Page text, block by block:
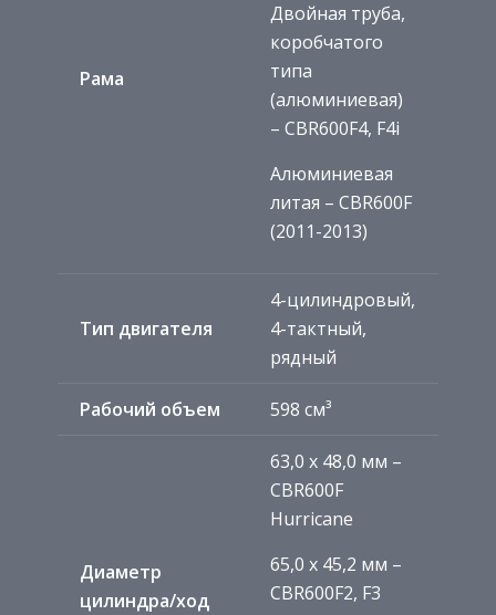
Рама
Двойная труба,
коробчатого
типа
(алюминиевая)
– CBR600F4, F4i
Алюминиевая
литая – CBR600F
(2011-2013)
Тип двигателя
4-цилиндровый,
4-тактный,
рядный
Рабочий объем 598 см³
Диаметр
цилиндра/ход
63,0 x 48,0 мм –
CBR600F
Hurricane
65,0 x 45,2 мм –
CBR600F2, F3